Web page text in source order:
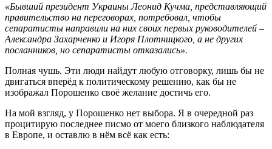
«Бывший президент Украины Леонид Кучма, представляющий
правительство на переговорах, потребовал, чтобы
сепаратисты направили на них своих первых руководителей –
Александра Захарченко и Игоря Плотницкого, а не других
посланников, но сепаратисты отказались».
Полная чушь. Эти люди найдут любую отговорку, лишь бы не
двигаться вперёд к политическому решению, как бы не
изображал Порошенко своё желание достичь его.
На мой взгляд, у Порошенко нет выбора. Я в очередной раз
процитирую последнее писмо от моего близкого наблюдателя
в Европе, и оставлю в нём всё как есть: